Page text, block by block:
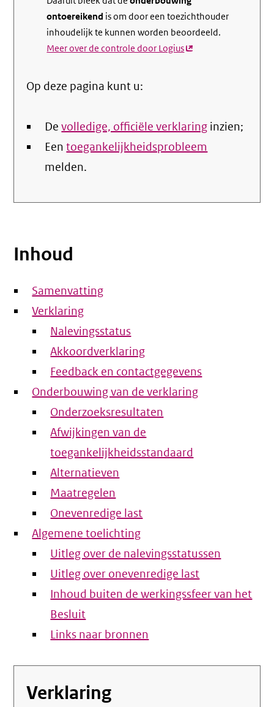
ontoereikend is om door een toezichthouder
inhoudelijk te kunnen worden beoordeeld.
Meer over de controle door Logius(externe
Op deze pagina kunt u:
Devolledige, officiële verklaring inzien;
Eentoegankelijkheidsprobleem
melden.
Inhoud
Samenvatting
Verklaring
Nalevingsstatus
Akkoordverklaring
Feedback en contactgegevens
Onderbouwing van de verklaring
Onderzoeksresultaten
Afwijkingen van de
toegankelijkheidsstandaard
Alternatieven
Maatregelen
Onevenredige last
Algemene toelichting
Uitleg over de nalevingsstatussen
Uitleg over onevenredige last
Inhoud buiten de werkingssfeer van het
Besluit
Links naar bronnen
Verklaring